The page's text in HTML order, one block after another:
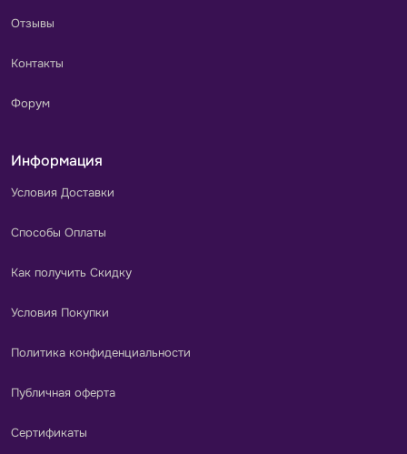
Отзывы
Контакты
Форум
Информация
Условия Доставки
Способы Оплаты
Как получить Скидку
Условия Покупки
Политика конфиденциальности
Публичная оферта
Сертификаты